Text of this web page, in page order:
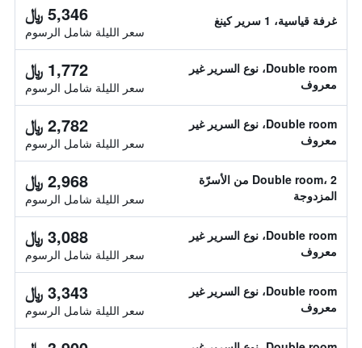
غرفة قياسية، 1 سرير كينغ 5,346 ﷼
سعر الليلة شامل الرسوم
Double room، نوع السرير غير
معروف
1,772 ﷼
سعر الليلة شامل الرسوم
Double room، نوع السرير غير
معروف
2,782 ﷼
سعر الليلة شامل الرسوم
Double room، 2 من الأسرّة
المزدوجة
2,968 ﷼
سعر الليلة شامل الرسوم
Double room، نوع السرير غير
معروف
3,088 ﷼
سعر الليلة شامل الرسوم
Double room، نوع السرير غير
معروف
3,343 ﷼
سعر الليلة شامل الرسوم